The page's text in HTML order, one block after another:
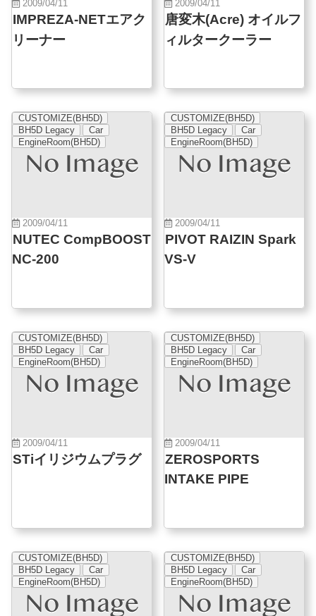
2009/04/11
IMPREZA-NETエアク
リーナー
2009/04/11
唐変木(Acre) オイルフ
ィルタークーラー
CUSTOMIZE(BH5D)
BH5D Legacy
Car
EngineRoom(BH5D)
2009/04/11
NUTEC CompBOOST
NC-200
CUSTOMIZE(BH5D)
BH5D Legacy
Car
EngineRoom(BH5D)
2009/04/11
PIVOT RAIZIN Spark
VS-V
CUSTOMIZE(BH5D)
BH5D Legacy
Car
EngineRoom(BH5D)
2009/04/11
STiイリジウムプラグ
CUSTOMIZE(BH5D)
BH5D Legacy
Car
EngineRoom(BH5D)
2009/04/11
ZEROSPORTS
INTAKE PIPE
CUSTOMIZE(BH5D)
BH5D Legacy
Car
EngineRoom(BH5D)
CUSTOMIZE(BH5D)
BH5D Legacy
Car
EngineRoom(BH5D)